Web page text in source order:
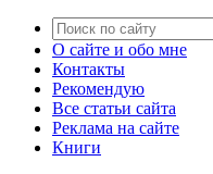
О сайте и обо мне
Контакты
Рекомендую
Все статьи сайта
Реклама на сайте
Книги